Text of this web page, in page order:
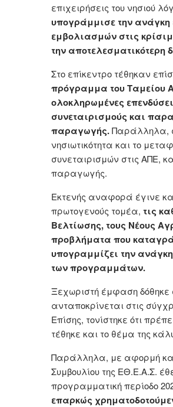
επιχειρήσεις του νησιού
υπογράμμισε την
εμβολιασμών στις
την αποτελεσματικότερη
Στο επίκεντρο τέθηκαν
πρόγραμμα του Ταμείου
ολοκληρωμένες
συνεταιρισμούς και
παραγωγής.Παράλληλα,
νησιωτικότητα και το
συνεταιρισμών στις ΑΠΕ,
παραγωγής.
Εκτενής αναφορά έγινε
πρωτογενούς τομέα, τις
Βελτίωσης, τους Νέους
προβλήματα που
υπογραμμίζει την
των προγραμμάτων.
Ξεχωριστή έμφαση δόθηκε
ανταποκρίνεται στις
Επίσης, τονίστηκε ότι
τέθηκε και το θέμα της
Παράλληλα, με αφορμή και
Συμβουλίου της ΕΘ.Ε.Α.Σ.
προγραμματική περίοδο
επαρκώς